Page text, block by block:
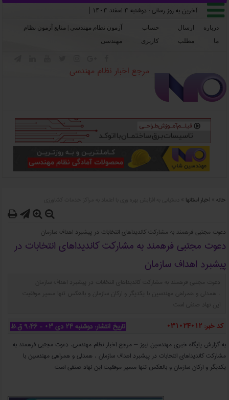
 آخرین به روز رسانی : دوشنبه ۴ اسفند ۱۴۰۴ |
درباره
ما
ارسال
مطلب
حساب
کاربری
آزمون نظام مهندسی | منابع آزمون نظام
مهندسی
مرجع اخبار نظام مهندسی
خانه »اخبار استانها
   
دعوت مجتبی فرهمند به مشارکت کاندیداهای انتخابات در پیشبرد اهداف سازمان
دعوت مجتبی فرهمند به مشارکت کاندیداهای انتخابات در
پیشبرد اهداف سازمان
کد خبر: 031024012 تاریخ انتشار: دوشنبه ۲۴ دی ۰۳ - ۹:۴۶ ق.ظ
به گزارش پایگاه خبری مهندسین نیوز – مرجع اخبار نظام مهندسی، دعوت مجتبی فرهمند به
مشارکت کاندیداهای انتخابات در پیشبرد اهداف سازمان ، همدلی و همراهی مهندسین با
یکدیگر و ارکان سازمان و بالعکس تنها مسیر موفقیت این نهاد صنفی است